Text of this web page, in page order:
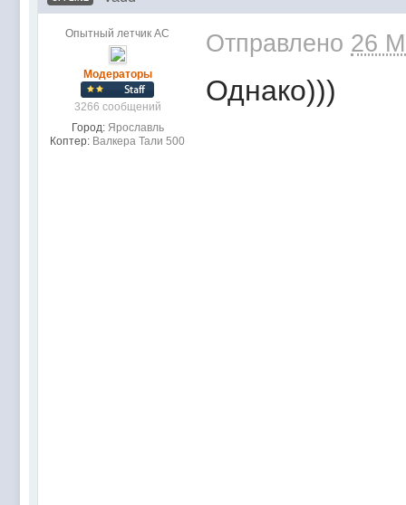
Опытный летчик АС
Модераторы
3266 сообщений
Город: Ярославль
Коптер: Валкера Тали 500
Отправлено 26
Однако)))